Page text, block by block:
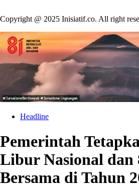
Copyright @ 2025 Inisiatif.co. All right
Headline
Pemerintah
Libur Nasional
Bersama di Tahun